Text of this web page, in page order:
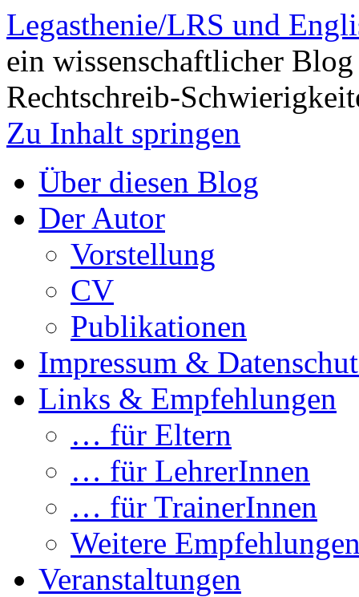
Legasthenie/LRS und
ein wissenschaftlicher
Rechtschreib-
Zu Inhalt springen
Über diesen Blog
Der Autor
Vorstellung
CV
Publikationen
Impressum &
Links & Empfehlungen
… für Eltern
… für LehrerInnen
… für TrainerInnen
Weitere
Veranstaltungen